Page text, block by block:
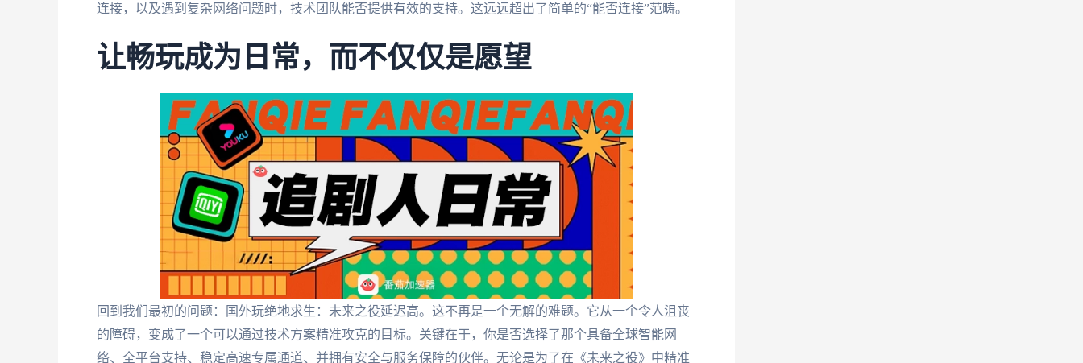
连接，以及遇到复杂网络问题时，技术团队能否提供有效的支持。这远远超出了简单的“能否连接”范畴。
让畅玩成为日常，而不仅仅是愿望
回到我们最初的问题：国外玩绝地求生：未来之役延迟高。这不再是一个无解的难题。它从一个令人沮丧
的障碍，变成了一个可以通过技术方案精准攻克的目标。关键在于，你是否选择了那个具备全球智能网
络、全平台支持、稳定高速专属通道、并拥有安全与服务保障的伙伴。无论是为了在《未来之役》中精准